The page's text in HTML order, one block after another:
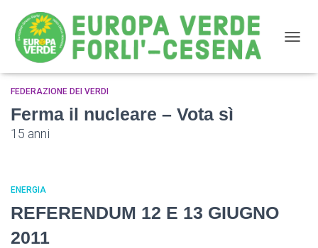
FEDERAZIONE DEI VERDI
Ferma il nucleare – Vota sì
15 anni
ENERGIA
REFERENDUM 12 E 13 GIUGNO
2011